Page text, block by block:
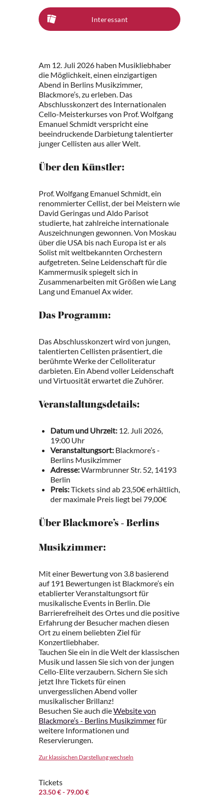
Interessant
Am 12. Juli 2026 haben Musikliebhaber
die Möglichkeit, einen einzigartigen
Abend in Berlins Musikzimmer,
Blackmore’s, zu erleben. Das
Abschlusskonzert des Internationalen
Cello-Meisterkurses von Prof. Wolfgang
Emanuel Schmidt verspricht eine
beeindruckende Darbietung talentierter
junger Cellisten aus aller Welt.
Über den Künstler:
Prof. Wolfgang Emanuel Schmidt, ein
renommierter Cellist, der bei Meistern wie
David Geringas und Aldo Parisot
studierte, hat zahlreiche internationale
Auszeichnungen gewonnen. Von Moskau
über die USA bis nach Europa ist er als
Solist mit weltbekannten Orchestern
aufgetreten. Seine Leidenschaft für die
Kammermusik spiegelt sich in
Zusammenarbeiten mit Größen wie Lang
Lang und Emanuel Ax wider.
Das Programm:
Das Abschlusskonzert wird von jungen,
talentierten Cellisten präsentiert, die
berühmte Werke der Celloliteratur
darbieten. Ein Abend voller Leidenschaft
und Virtuosität erwartet die Zuhörer.
Veranstaltungsdetails:
Datum und Uhrzeit: 12. Juli 2026,
19:00 Uhr
Veranstaltungsort: Blackmore’s -
Berlins Musikzimmer
Adresse:Warmbrunner Str. 52, 14193
Berlin
Preis:Tickets sind ab 23,50€ erhältlich,
der maximale Preis liegt bei 79,00€
Über Blackmore’s - Berlins
Musikzimmer:
Mit einer Bewertung von 3.8 basierend
auf 191 Bewertungen ist Blackmore’s ein
etablierter Veranstaltungsort für
musikalische Events in Berlin. Die
Barrierefreiheit des Ortes und die positive
Erfahrung der Besucher machen diesen
Ort zu einem beliebten Ziel für
Konzertliebhaber.
Tauchen Sie ein in die Welt der klassischen
Musik und lassen Sie sich von der jungen
Cello-Elite verzaubern. Sichern Sie sich
jetzt Ihre Tickets für einen
unvergesslichen Abend voller
musikalischer Brillanz!
Besuchen Sie auch dieWebsite von
Blackmore’s - Berlins Musikzimmerfür
weitere Informationen und
Reservierungen.
Zur klassischen Darstellung wechseln
Tickets
23.50 €- 79.00 €